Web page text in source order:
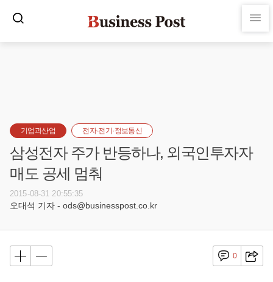
기업과산업 전자·전기·정보통신
삼성전자 주가 반등하나, 외국인투자자
매도 공세 멈춰
2015-08-31 20:55:35
오대석 기자 - ods@businesspost.co.kr
0